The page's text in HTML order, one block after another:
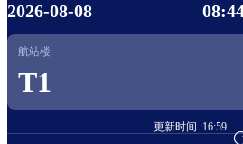
2026-08-08
航站楼
T1
更新时间 :16:59